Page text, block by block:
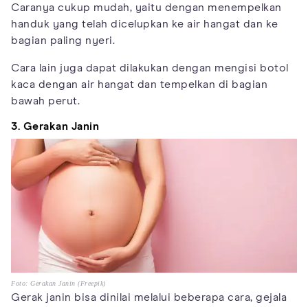
Caranya cukup mudah, yaitu dengan menempelkan
handuk yang telah dicelupkan ke air hangat dan ke
bagian paling nyeri.
Cara lain juga dapat dilakukan dengan mengisi botol
kaca dengan air hangat dan tempelkan di bagian
bawah perut.
3. Gerakan Janin
Foto: Gerakan Janin (Freepik)
Gerak janin bisa dinilai melalui beberapa cara, gejala